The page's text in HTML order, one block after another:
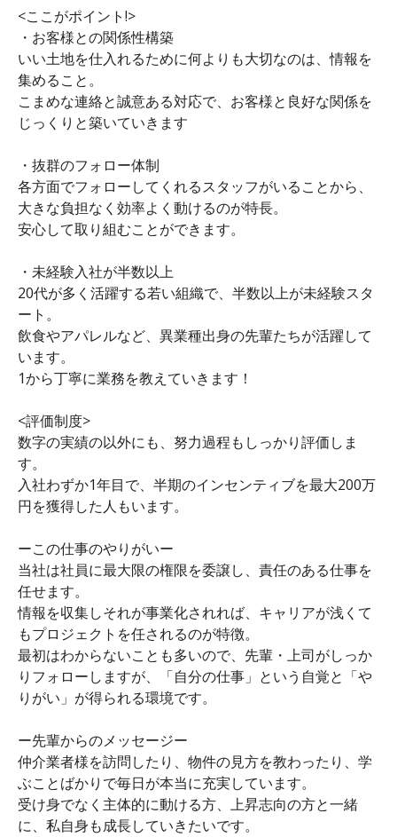
<ここがポイント!>
・お客様との関係性構築
いい土地を仕入れるために何よりも大切なのは、情報を
集めること。
こまめな連絡と誠意ある対応で、お客様と良好な関係を
じっくりと築いていきます
・抜群のフォロー体制
各方面でフォローしてくれるスタッフがいることから、
大きな負担なく効率よく動けるのが特長。
安心して取り組むことができます。
・未経験入社が半数以上
20代が多く活躍する若い組織で、半数以上が未経験スタ
ート。
飲食やアパレルなど、異業種出身の先輩たちが活躍して
います。
1から丁寧に業務を教えていきます！
<評価制度>
数字の実績の以外にも、努力過程もしっかり評価しま
す。
入社わずか1年目で、半期のインセンティブを最大200万
円を獲得した人もいます。
ーこの仕事のやりがいー
当社は社員に最大限の権限を委譲し、責任のある仕事を
任せます。
情報を収集しそれが事業化されれば、キャリアが浅くて
もプロジェクトを任されるのが特徴。
最初はわからないことも多いので、先輩・上司がしっか
りフォローしますが、「自分の仕事」という自覚と「や
りがい」が得られる環境です。
ー先輩からのメッセージー
仲介業者様を訪問したり、物件の見方を教わったり、学
ぶことばかりで毎日が本当に充実しています。
受け身でなく主体的に動ける方、上昇志向の方と一緒
に、私自身も成長していきたいです。